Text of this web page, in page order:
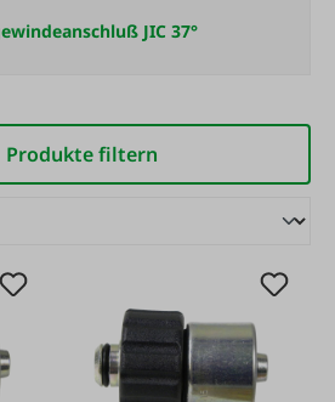
JIC 37°
Produkte filtern